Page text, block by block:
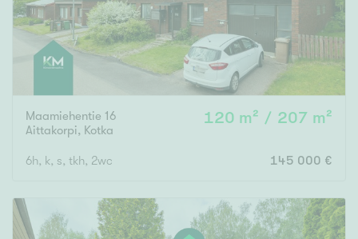
Maamiehentie 16
Aittakorpi, Kotka
120 m² / 207 m²
6h, k, s, tkh, 2wc 145 000 €